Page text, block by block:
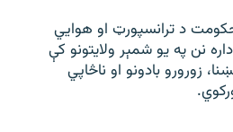
د ترانسپورټ او هوايي
نن په یو شمېر ولایتونو کې
زورورو بادونو او ناڅاپي